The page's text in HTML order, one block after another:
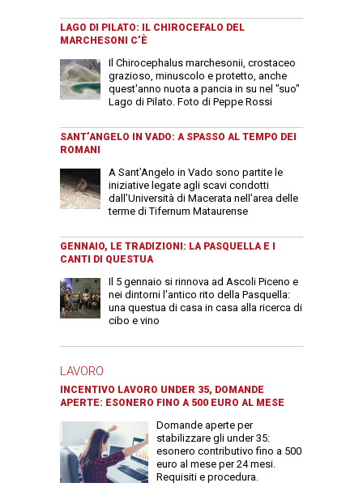
LAGO DI PILATO: IL CHIROCEFALO DEL
MARCHESONI C’È
Il Chirocephalus marchesonii, crostaceo
grazioso, minuscolo e protetto, anche
quest'anno nuota a pancia in su nel "suo"
Lago di Pilato. Foto di Peppe Rossi
SANT’ANGELO IN VADO: A SPASSO AL TEMPO DEI
ROMANI
A Sant’Angelo in Vado sono partite le
iniziative legate agli scavi condotti
dall’Università di Macerata nell’area delle
terme di Tifernum Mataurense
GENNAIO, LE TRADIZIONI: LA PASQUELLA E I
CANTI DI QUESTUA
Il 5 gennaio si rinnova ad Ascoli Piceno e
nei dintorni l'antico rito della Pasquella:
una questua di casa in casa alla ricerca di
cibo e vino
LAVORO
INCENTIVO LAVORO UNDER 35, DOMANDE
APERTE: ESONERO FINO A 500 EURO AL MESE
Domande aperte per
stabilizzare gli under 35:
esonero contributivo fino a 500
euro al mese per 24 mesi.
Requisiti e procedura.